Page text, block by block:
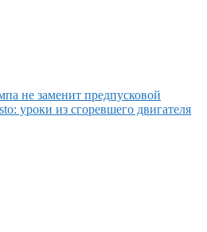
не заменит предпусковой
уроки из сгоревшего двигателя